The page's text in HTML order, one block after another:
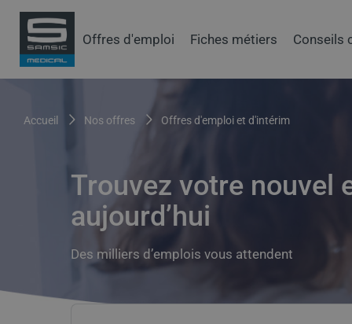
contenu
principal
Samsic
Offres d'emploi Fiches métiers Conseils
accueil nos offres offres d'emploi et d'intérim
Trouvez votre nouvel
aujourd’hui
Des milliers d’emplois vous attendent